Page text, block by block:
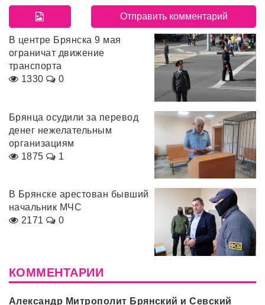
В центре Брянска 9 мая
ограничат движение
транспорта
1330
0
Брянца осудили за перевод
денег нежелательным
организациям
1875
1
В Брянске арестован бывший
начальник МЧС
2171
0
КОММЕНТАРИИ
Александр Митрополит Брянский и Севский